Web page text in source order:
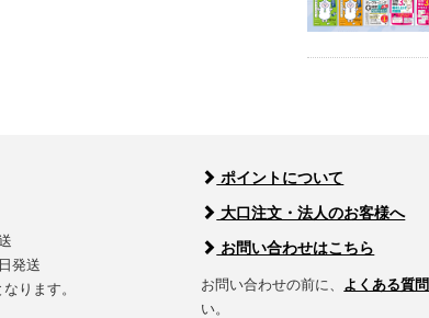
発送
ります。
ポイントについて
大口注文・法人のお客様へ
お問い合わせはこちら
お問い合わせの前に、 よくある質問
い。